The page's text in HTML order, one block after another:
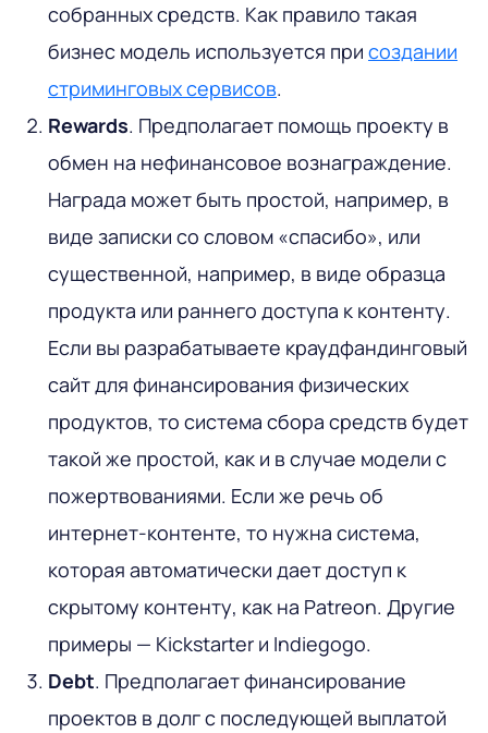
собранных средств. Как правило такая
бизнес модель используется при создании
стриминговых сервисов.
Rewards. Предполагает помощь проекту в
обмен на нефинансовое вознаграждение.
Награда может быть простой, например, в
виде записки со словом «спасибо», или
существенной, например, в виде образца
продукта или раннего доступа к контенту.
Если вы разрабатываете краудфандинговый
сайт для финансирования физических
продуктов, то система сбора средств будет
такой же простой, как и в случае модели с
пожертвованиями. Если же речь об
интернет-контенте, то нужна система,
которая автоматически дает доступ к
скрытому контенту, как на Patreon. Другие
примеры — Kickstarter и Indiegogo.
Debt. Предполагает финансирование
проектов в долг с последующей выплатой